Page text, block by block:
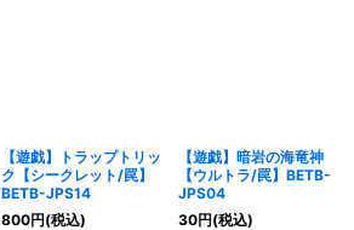
【遊戯】トラップトリッ
ク【シークレット/罠】
BETB-JPS14
800円(税込)
【遊戯】暗岩の海竜神
【ウルトラ/罠】BETB-
JPS04
30円(税込)